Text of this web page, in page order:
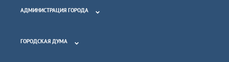
АДМИНИСТРАЦИЯ ГОРОДА
ГОРОДСКАЯ ДУМА